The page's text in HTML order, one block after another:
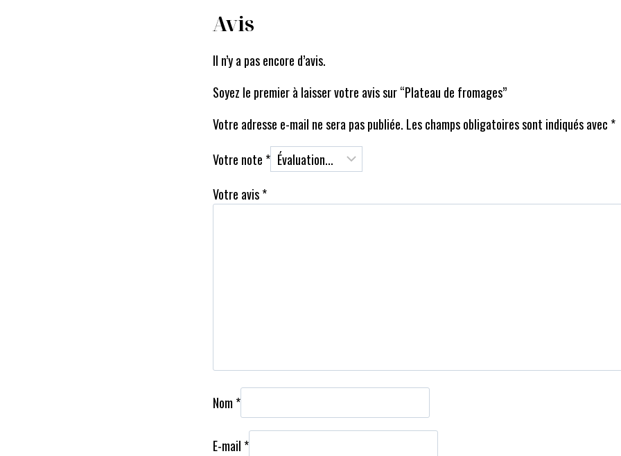
Avis
Il n’y a pas encore d’avis.
Soyez le premier à laisser votre avis sur “Plateau de fromages”
Votre adresse e-mail ne sera pas publiée. Les champs obligatoires sont indiqués avec *
Votre note *
Votre avis*
Nom *
E-mail *